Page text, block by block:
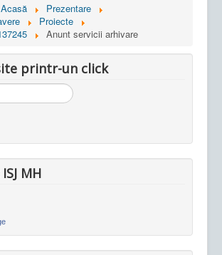
Acasă
Prezentare
Proiecte
Anunt servicii arhivare
printr-un click
MH